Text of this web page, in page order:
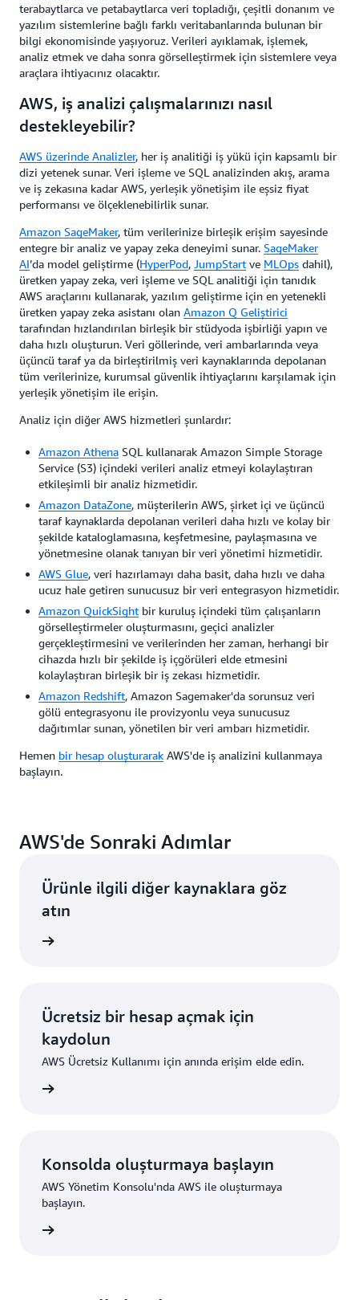
terabaytlarca ve petabaytlarca veri topladığı, çeşitli donanım ve
yazılım sistemlerine bağlı farklı veritabanlarında bulunan bir
bilgi ekonomisinde yaşıyoruz. Verileri ayıklamak, işlemek,
analiz etmek ve daha sonra görselleştirmek için sistemlere veya
araçlara ihtiyacınız olacaktır.
AWS, iş analizi çalışmalarınızı nasıl
destekleyebilir?
AWS üzerinde Analizler, her iş analitiği iş yükü için kapsamlı bir
dizi yetenek sunar. Veri işleme ve SQL analizinden akış, arama
ve iş zekasına kadar AWS, yerleşik yönetişim ile eşsiz fiyat
performansı ve ölçeklenebilirlik sunar.
Amazon SageMaker, tüm verilerinize birleşik erişim sayesinde
entegre bir analiz ve yapay zeka deneyimi sunar. SageMaker
AI’da model geliştirme (HyperPod, JumpStart ve MLOps dahil),
üretken yapay zeka, veri işleme ve SQL analitiği için tanıdık
AWS araçlarını kullanarak, yazılım geliştirme için en yetenekli
üretken yapay zeka asistanı olan Amazon Q Geliştirici
tarafından hızlandırılan birleşik bir stüdyoda işbirliği yapın ve
daha hızlı oluşturun. Veri göllerinde, veri ambarlarında veya
üçüncü taraf ya da birleştirilmiş veri kaynaklarında depolanan
tüm verilerinize, kurumsal güvenlik ihtiyaçlarını karşılamak için
yerleşik yönetişim ile erişin.
Analiz için diğer AWS hizmetleri şunlardır:
Amazon Athena SQL kullanarak Amazon Simple Storage
Service (S3) içindeki verileri analiz etmeyi kolaylaştıran
etkileşimli bir analiz hizmetidir.
Amazon DataZone, müşterilerin AWS, şirket içi ve üçüncü
taraf kaynaklarda depolanan verileri daha hızlı ve kolay bir
şekilde kataloglamasına, keşfetmesine, paylaşmasına ve
yönetmesine olanak tanıyan bir veri yönetimi hizmetidir.
AWS Glue, veri hazırlamayı daha basit, daha hızlı ve daha
ucuz hale getiren sunucusuz bir veri entegrasyon hizmetidir.
Amazon QuickSight bir kuruluş içindeki tüm çalışanların
görselleştirmeler oluşturmasını, geçici analizler
gerçekleştirmesini ve verilerinden her zaman, herhangi bir
cihazda hızlı bir şekilde iş içgörüleri elde etmesini
kolaylaştıran birleşik bir iş zekası hizmetidir.
Amazon Redshift, Amazon Sagemaker'da sorunsuz veri
gölü entegrasyonu ile provizyonlu veya sunucusuz
dağıtımlar sunan, yönetilen bir veri ambarı hizmetidir.
Hemen bir hesap oluşturarak AWS'de iş analizini kullanmaya
başlayın.
AWS'de Sonraki Adımlar
Ürünle ilgili diğer kaynaklara göz
atın
Ücretsiz bir hesap açmak için
kaydolun
AWS Ücretsiz Kullanımı için anında erişim elde edin.
Konsolda oluşturmaya başlayın
AWS Yönetim Konsolu'nda AWS ile oluşturmaya
başlayın.